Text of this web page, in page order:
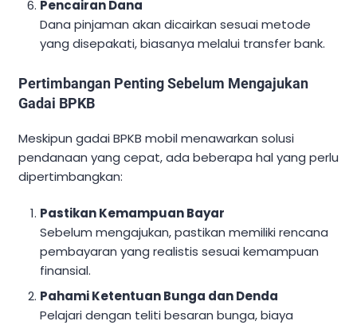
Pencairan Dana
Dana pinjaman akan dicairkan sesuai metode
yang disepakati, biasanya melalui transfer bank.
Pertimbangan Penting Sebelum Mengajukan
Gadai BPKB
Meskipun gadai BPKB mobil menawarkan solusi
pendanaan yang cepat, ada beberapa hal yang perlu
dipertimbangkan:
Pastikan Kemampuan Bayar
Sebelum mengajukan, pastikan memiliki rencana
pembayaran yang realistis sesuai kemampuan
finansial.
Pahami Ketentuan Bunga dan Denda
Pelajari dengan teliti besaran bunga, biaya